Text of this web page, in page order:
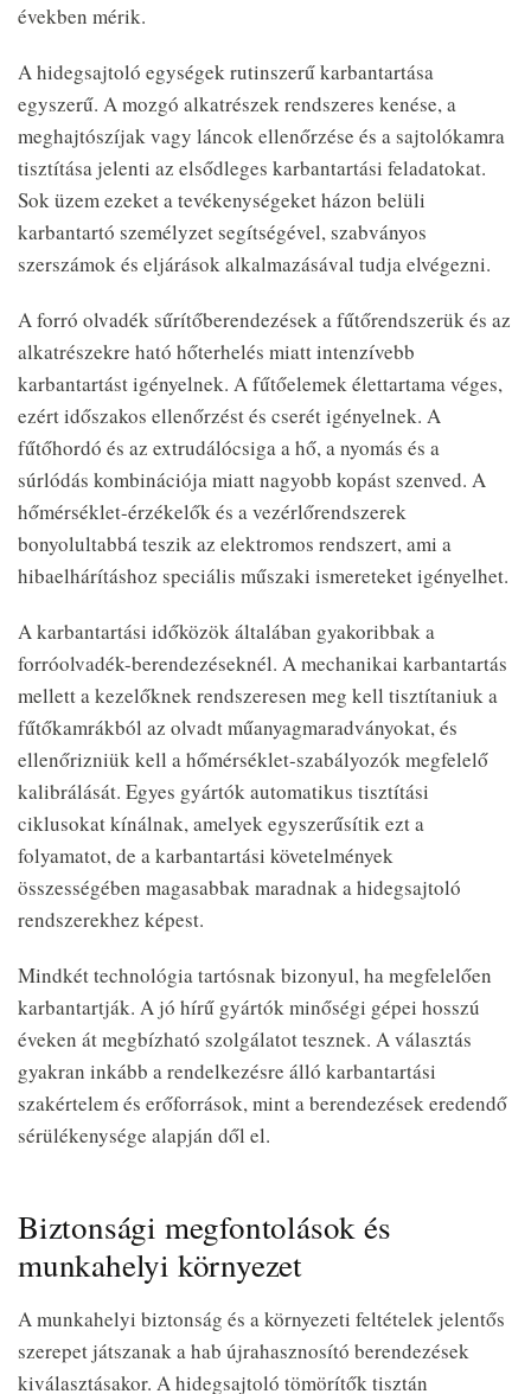
években mérik.
A hidegsajtoló egységek rutinszerű karbantartása
egyszerű. A mozgó alkatrészek rendszeres kenése, a
meghajtószíjak vagy láncok ellenőrzése és a sajtolókamra
tisztítása jelenti az elsődleges karbantartási feladatokat.
Sok üzem ezeket a tevékenységeket házon belüli
karbantartó személyzet segítségével, szabványos
szerszámok és eljárások alkalmazásával tudja elvégezni.
A forró olvadék sűrítőberendezések a fűtőrendszerük és az
alkatrészekre ható hőterhelés miatt intenzívebb
karbantartást igényelnek. A fűtőelemek élettartama véges,
ezért időszakos ellenőrzést és cserét igényelnek. A
fűtőhordó és az extrudálócsiga a hő, a nyomás és a
súrlódás kombinációja miatt nagyobb kopást szenved. A
hőmérséklet-érzékelők és a vezérlőrendszerek
bonyolultabbá teszik az elektromos rendszert, ami a
hibaelhárításhoz speciális műszaki ismereteket igényelhet.
A karbantartási időközök általában gyakoribbak a
forróolvadék-berendezéseknél. A mechanikai karbantartás
mellett a kezelőknek rendszeresen meg kell tisztítaniuk a
fűtőkamrákból az olvadt műanyagmaradványokat, és
ellenőrizniük kell a hőmérséklet-szabályozók megfelelő
kalibrálását. Egyes gyártók automatikus tisztítási
ciklusokat kínálnak, amelyek egyszerűsítik ezt a
folyamatot, de a karbantartási követelmények
összességében magasabbak maradnak a hidegsajtoló
rendszerekhez képest.
Mindkét technológia tartósnak bizonyul, ha megfelelően
karbantartják. A jó hírű gyártók minőségi gépei hosszú
éveken át megbízható szolgálatot tesznek. A választás
gyakran inkább a rendelkezésre álló karbantartási
szakértelem és erőforrások, mint a berendezések eredendő
sérülékenysége alapján dől el.
Biztonsági megfontolások és
munkahelyi környezet
A munkahelyi biztonság és a környezeti feltételek jelentős
szerepet játszanak a hab újrahasznosító berendezések
kiválasztásakor. A hidegsajtoló tömörítők tisztán